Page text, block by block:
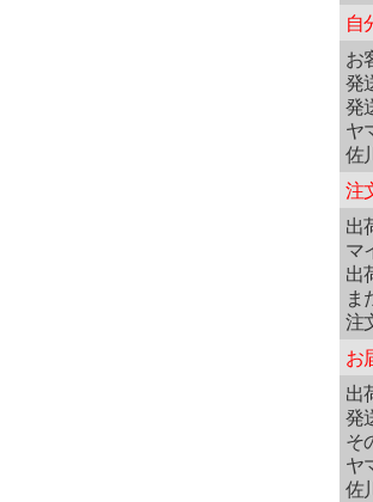
自
お
発
発
ヤ
佐
注
出
マ
出
ま
注
お
出
発
そ
ヤ
佐